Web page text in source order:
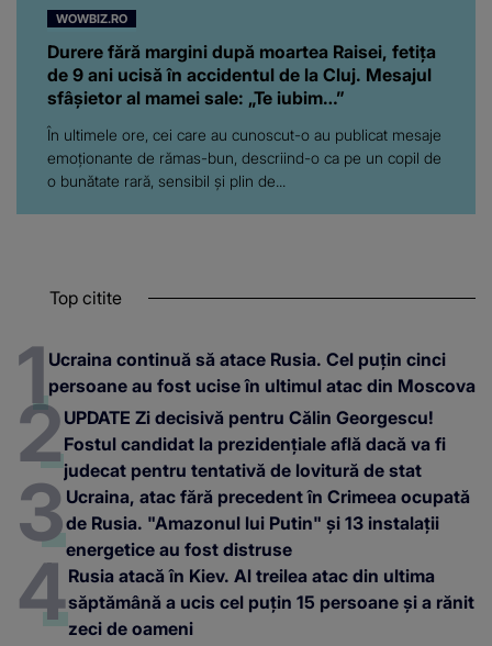
WOWBIZ.RO
Durere fără margini după moartea Raisei, fetița
de 9 ani ucisă în accidentul de la Cluj. Mesajul
sfâșietor al mamei sale: „Te iubim…”
În ultimele ore, cei care au cunoscut-o au publicat mesaje
emoționante de rămas-bun, descriind-o ca pe un copil de
o bunătate rară, sensibil și plin de...
Top citite
Ucraina continuă să atace Rusia. Cel puțin cinci
persoane au fost ucise în ultimul atac din Moscova
UPDATE Zi decisivă pentru Călin Georgescu!
Fostul candidat la prezidențiale află dacă va fi
judecat pentru tentativă de lovitură de stat
Ucraina, atac fără precedent în Crimeea ocupată
de Rusia. "Amazonul lui Putin" și 13 instalații
energetice au fost distruse
Rusia atacă în Kiev. Al treilea atac din ultima
săptămână a ucis cel puțin 15 persoane și a rănit
zeci de oameni